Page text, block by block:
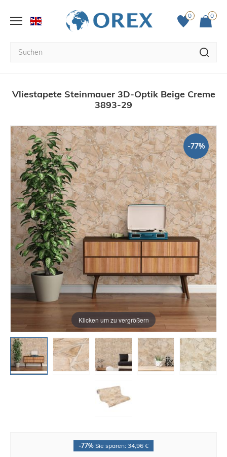
0 0
Vliestapete Steinmauer 3D-Optik Beige Creme
3893-29
Klicken um zu vergrößern
-77%
-77% Sie sparen: 34,96 €